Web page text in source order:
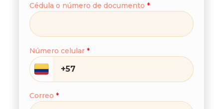
Cédula o número de documento *
Número celular *
Correo *